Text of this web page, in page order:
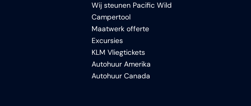
Wij steunen Pacific Wild
Campertool
Maatwerk offerte
Excursies
KLM Vliegtickets
Autohuur Amerika
Autohuur Canada